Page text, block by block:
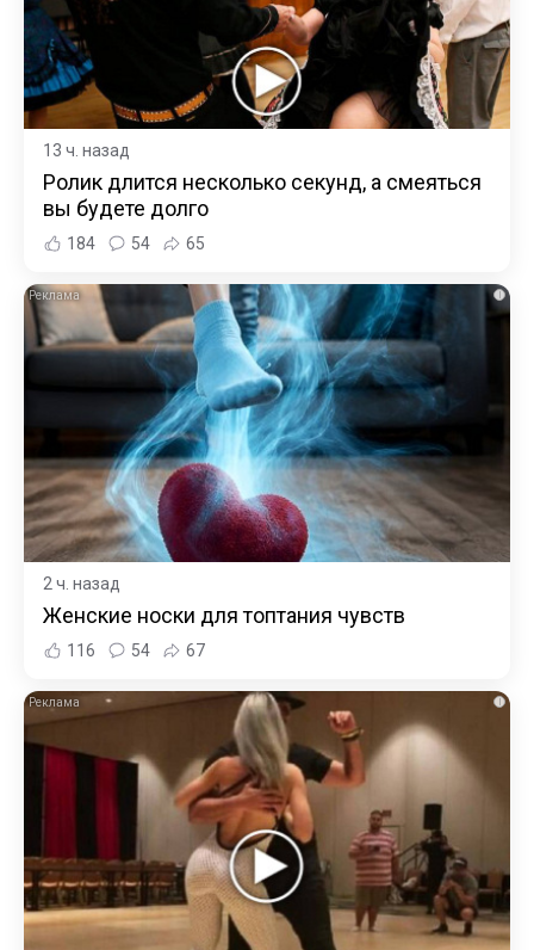
13 ч. назад
Ролик длится несколько секунд, а смеяться
вы будете долго
184 54 65
i
2 ч. назад
Женские носки для топтания чувств
116 54 67
i